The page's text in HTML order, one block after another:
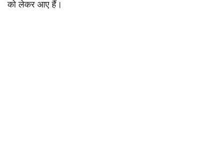
को लेकर आए हैं।